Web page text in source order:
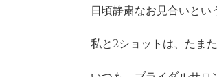
日頃静粛なお見合いとい
私と2ショットは、たま